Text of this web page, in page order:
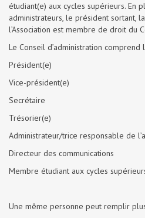
étudiant(e) aux cycles supérieurs. En
administrateurs, le président sortant,
l’Association est membre de droit du
Le Conseil d’administration comprend
Président(e)
Vice-président(e)
Secrétaire
Trésorier(e)
Administrateur/trice responsable de
Directeur des communications
Membre étudiant aux cycles
Une même personne peut remplir